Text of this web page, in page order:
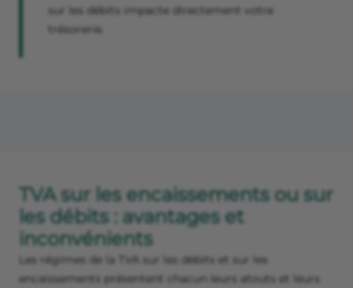
sur les débits impacte directement votre
trésorerie.
TVA sur les encaissements ou sur
les débits : avantages et
inconvénients
Les régimes de la TVA sur les débits et sur les
encaissements présentent chacun leurs atouts et leurs